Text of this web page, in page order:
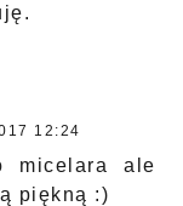
12:24
micelara ale
piękną :)